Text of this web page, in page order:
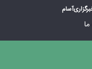
آسام